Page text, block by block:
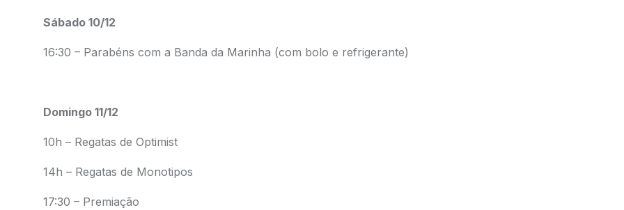
Sábado 10/12
16:30 – Parabéns com a Banda da Marinha (com bolo e refrigerante)
Domingo 11/12
10h – Regatas de Optimist
14h – Regatas de Monotipos
17:30 – Premiação